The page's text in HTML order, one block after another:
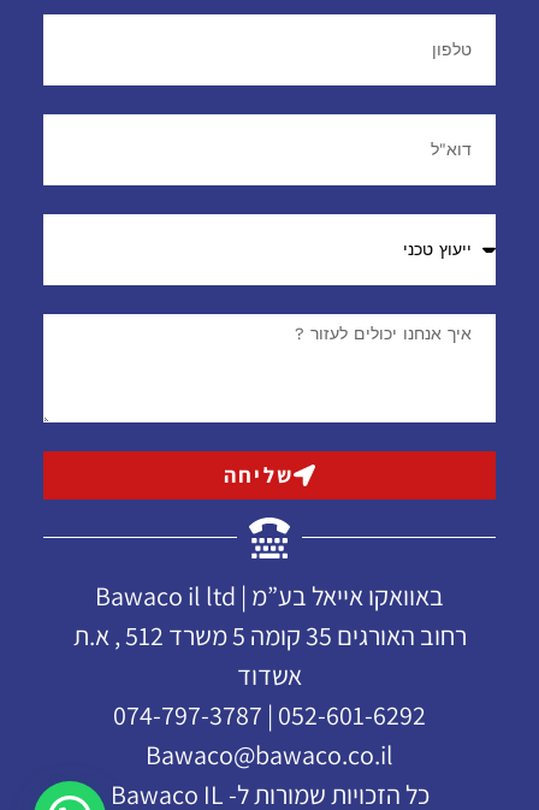
שליחה
באוואקו אייאל בע”מ | Bawaco il ltd
רחוב האורגים 35 קומה 5 משרד 512 , א.ת
אשדוד
052-601-6292 | 074-797-3787
Bawaco@bawaco.co.il
כל הזכויות שמורות ל- Bawaco IL